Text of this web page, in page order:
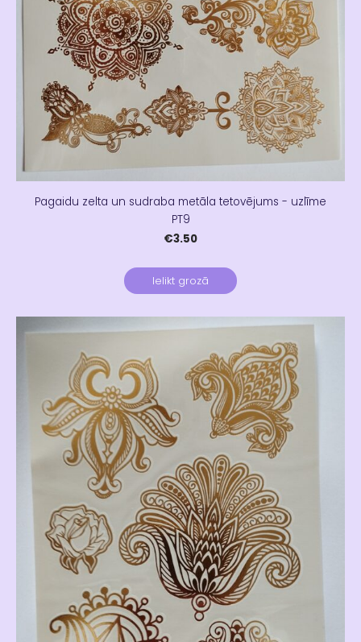
Pagaidu zelta un sudraba metāla tetovējums - uzlīme
PT9
€3.50
Ielikt grozā